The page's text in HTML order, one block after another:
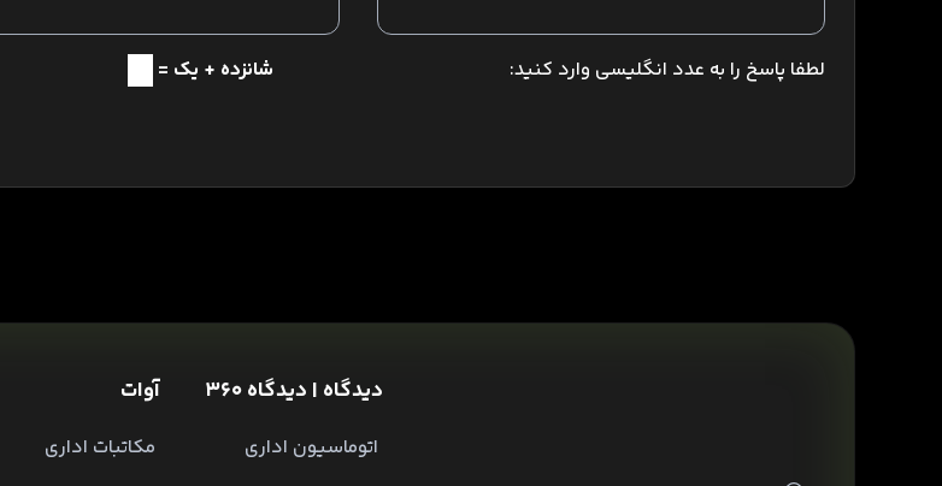
لطفا پاسخ را به عدد انگلیسی وارد کنید:
شانزده + یک =
دیدگاه | دیدگاه 360
اتوماسیون اداری
آوات
مکاتبات اداری